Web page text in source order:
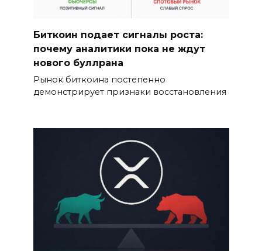
Биткоин подает сигналы роста:
почему аналитики пока не ждут
нового буллрана
Рынок биткоина постепенно
демонстрирует признаки восстановления